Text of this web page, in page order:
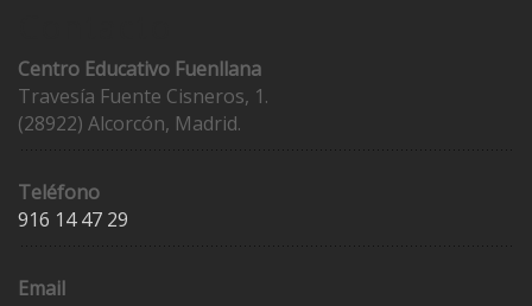
Centro Educativo Fuenllana
Travesía Fuente Cisneros, 1.
(28922) Alcorcón, Madrid.
Teléfono
916 14 47 29
Email